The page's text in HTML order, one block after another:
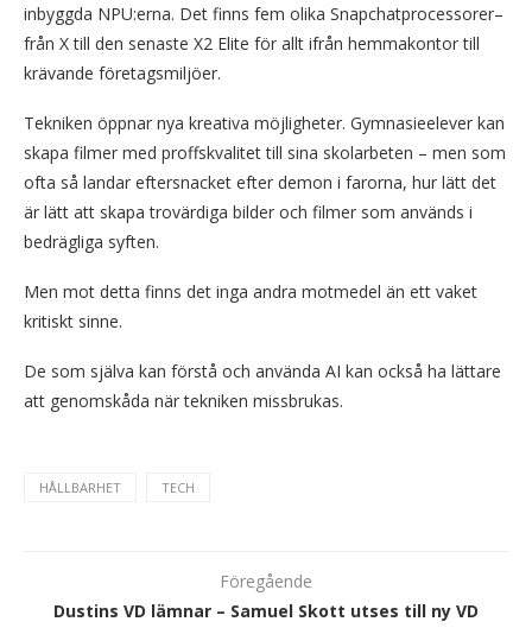
inbyggda NPU:erna. Det finns fem olika Snapchatprocessorer–
från X till den senaste X2 Elite för allt ifrån hemmakontor till
krävande företagsmiljöer.
Tekniken öppnar nya kreativa möjligheter. Gymnasieelever kan
skapa filmer med proffskvalitet till sina skolarbeten – men som
ofta så landar eftersnacket efter demon i farorna, hur lätt det
är lätt att skapa trovärdiga bilder och filmer som används i
bedrägliga syften.
Men mot detta finns det inga andra motmedel än ett vaket
kritiskt sinne.
De som själva kan förstå och använda AI kan också ha lättare
att genomskåda när tekniken missbrukas.
HÅLLBARHET TECH
Föregående
Dustins VD lämnar – Samuel Skott utses till ny VD